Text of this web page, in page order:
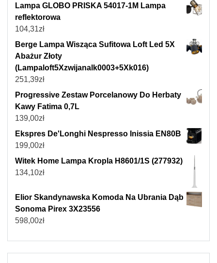
Lampa GLOBO PRISKA 54017-1M Lampa
reflektorowa
104,31zł
Berge Lampa Wisząca Sufitowa Loft Led 5X
Abażur Złoty
(Lampaloft5Xzwijanalk0003+5Xk016)
251,39zł
Progressive Zestaw Porcelanowy Do Herbaty
Kawy Fatima 0,7L
139,00zł
Ekspres De'Longhi Nespresso Inissia EN80B
199,00zł
Witek Home Lampa Kropla H8601/1S (277932)
134,10zł
Elior Skandynawska Komoda Na Ubrania Dąb
Sonoma Pirex 3X23556
598,00zł